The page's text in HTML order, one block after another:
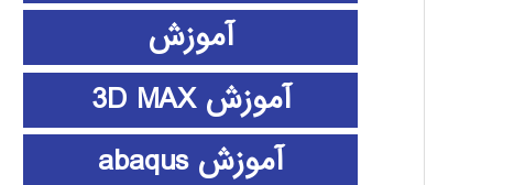
آموزش
آموزش 3D MAX
آموزش abaqus